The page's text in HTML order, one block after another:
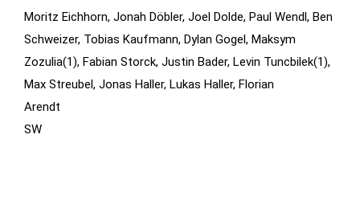
Moritz Eichhorn, Jonah Döbler, Joel Dolde, Paul Wendl, Ben
Schweizer, Tobias Kaufmann, Dylan Gogel, Maksym
Zozulia(1), Fabian Storck, Justin Bader, Levin Tuncbilek(1),
Max Streubel, Jonas Haller, Lukas Haller, Florian
Arendt
Inhalte und
Angebote zu
sehen.